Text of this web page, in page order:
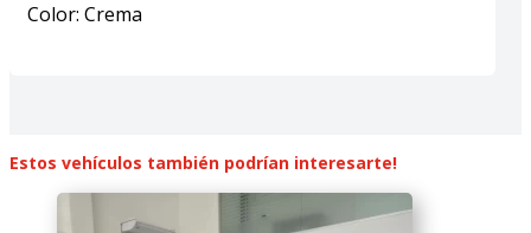
Color: Crema
Estos vehículos también podrían interesarte!